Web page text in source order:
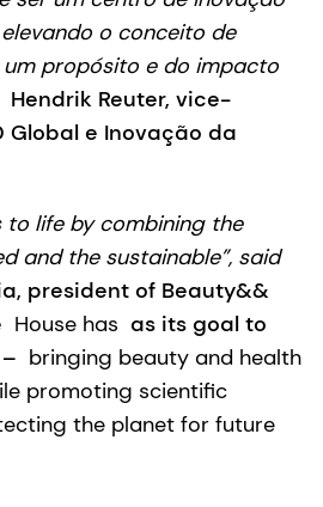
o conceito de
propósito e do impacto
Hendrik Reuter, vice-
Global e Inovação da
to life by combining the
and the sustainable”, said
president of Beauty&&
House has as its goal to
bringing beauty and health
promoting scientific
the planet for future